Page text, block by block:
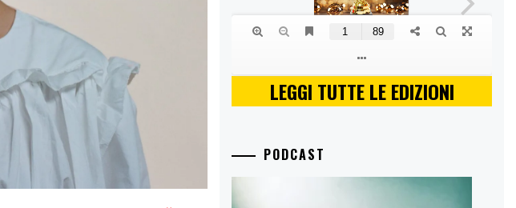
LEGGI TUTTE LE EDIZIONI
PODCAST